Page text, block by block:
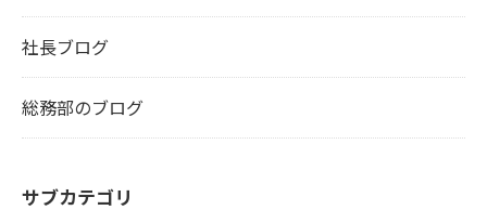
社長ブログ
総務部のブログ
サブカテゴリ